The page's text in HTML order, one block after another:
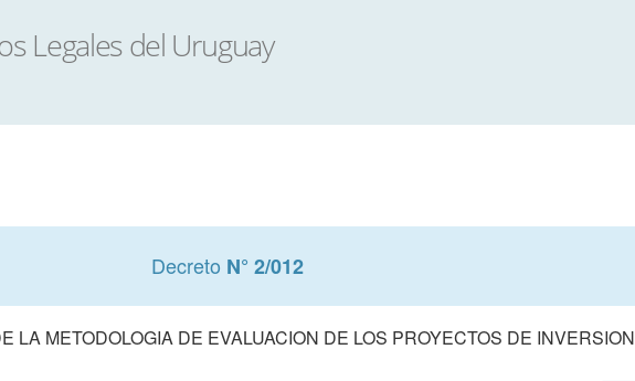
Decreto N° 2/012
LA METODOLOGIA DE EVALUACION DE LOS PROYECTOS DE INVERSION